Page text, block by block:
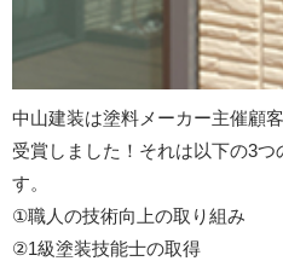
中山建装は塗料メーカー主催顧
受賞しました！それは以下の3
す。
①職人の技術向上の取り組み
②1級塗装技能士の取得